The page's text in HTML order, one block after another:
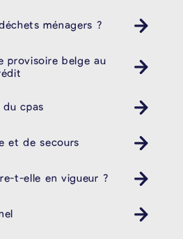
ménagers ?
provisoire belge au
du cpas
et de secours
t-elle en vigueur ?